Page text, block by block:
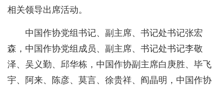
相关领导出席活动。
中国作协党组书记、副主席、书记处书记张宏
森，中国作协党组成员、副主席、书记处书记李敬
泽、吴义勤、邱华栋，中国作协副主席白庚胜、毕飞
宇、阿来、陈彦、莫言、徐贵祥、阎晶明，中国作协